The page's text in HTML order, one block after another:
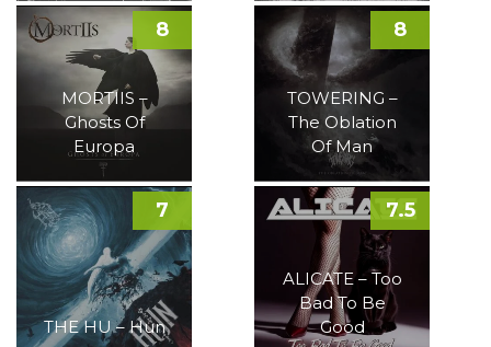
MORTIIS –
Ghosts Of
Europa
8
TOWERING –
The Oblation
Of Man
8
THE HU – Hun
7
ALICATE – Too
Bad To Be
Good
7.5